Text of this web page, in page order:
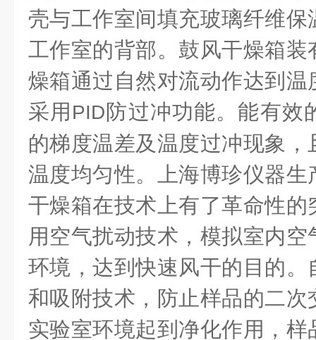
壳与工作室间填充玻璃纤维
工作室的背部。鼓风干燥箱
燥箱通过自然对流动作达到
采用 PID防过冲功能。能有效
的梯度温差及温度过冲现象
温度均匀性。上海博珍仪器生
干燥箱在技术上有了革命性
用空气扰动技术，模拟室内
环境，达到快速风干的目的
和吸附技术，防止样品的二
实验室环境起到净化作用，